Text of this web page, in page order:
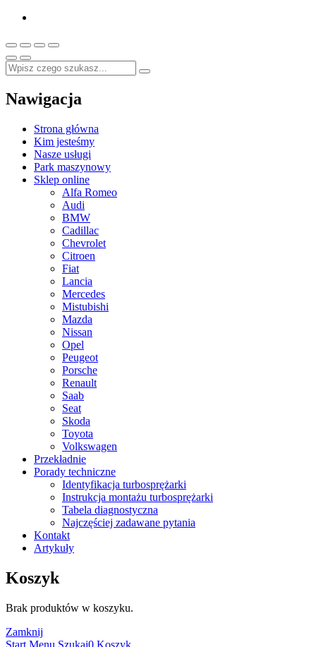
Nawigacja
Strona główna
Kim jesteśmy
Nasze usługi
Park maszynowy
Sklep online
Alfa Romeo
Audi
BMW
Cadillac
Chevrolet
Citroen
Fiat
Lancia
Mercedes
Mistubishi
Mazda
Nissan
Opel
Peugeot
Porsche
Renault
Saab
Seat
Skoda
Toyota
Volkswagen
Przekładnie
Porady techniczne
Identyfikacja turbosprężarki
Instrukcja montażu turbosprężarki
Tabela diagnostyczna
Najczęściej zadawane pytania
Kontakt
Artykuły
Koszyk
Brak produktów w koszyku.
Zamknij
Start Menu Szukaj0 Koszyk